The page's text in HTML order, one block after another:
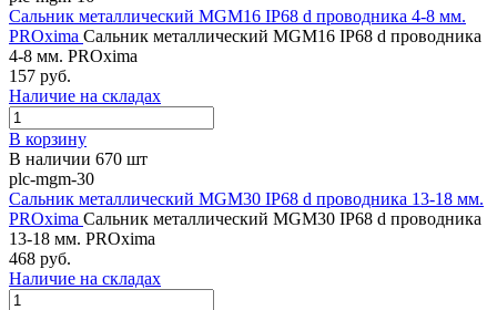
Сальник металлический MGM16 IP68 d проводника 4-8 мм.
PROxima Сальник металлический MGM16 IP68 d проводника
4-8 мм. PROxima
157 руб.
Наличие на складах
В корзину
В наличии 670 шт
plc-mgm-30
Сальник металлический MGM30 IP68 d проводника 13-18 мм.
PROxima Сальник металлический MGM30 IP68 d проводника
13-18 мм. PROxima
468 руб.
Наличие на складах